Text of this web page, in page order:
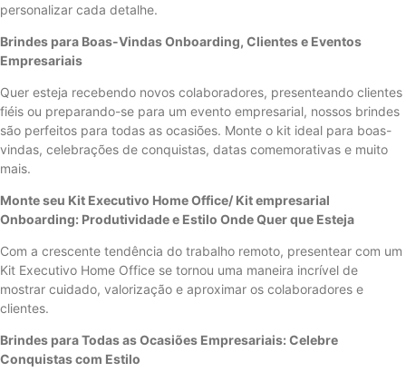
personalizar cada detalhe.
Brindes para Boas-Vindas Onboarding, Clientes e Eventos
Empresariais
Quer esteja recebendo novos colaboradores, presenteando clientes
fiéis ou preparando-se para um evento empresarial, nossos brindes
são perfeitos para todas as ocasiões. Monte o kit ideal para boas-
vindas, celebrações de conquistas, datas comemorativas e muito
mais.
Monte seu Kit Executivo Home Office/ Kit empresarial
Onboarding: Produtividade e Estilo Onde Quer que Esteja
Com a crescente tendência do trabalho remoto, presentear com um
Kit Executivo Home Office se tornou uma maneira incrível de
mostrar cuidado, valorização e aproximar os colaboradores e
clientes.
Brindes para Todas as Ocasiões Empresariais: Celebre
Conquistas com Estilo